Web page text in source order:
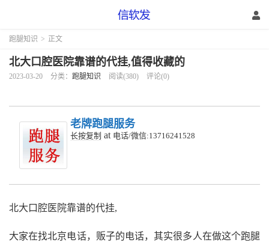
跑腿知识 > 正文
北大口腔医院靠谱的代挂,值得收藏的
2023-03-20 分类： 跑腿知识 阅读(380) 评论(0)
老牌跑腿服务
长按复制 at 电话/微信:13716241528
北大口腔医院靠谱的代挂,
大家在找北京电话，贩子的电话，其实很多人在做这个跑腿